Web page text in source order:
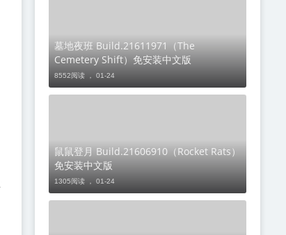
墓地夜班 Build.21611971（The
Cemetery Shift）免安装中文版
8552阅读 ， 01-24
鼠鼠登月 Build.21606910（Rocket Rats）
免安装中文版
1305阅读 ， 01-24